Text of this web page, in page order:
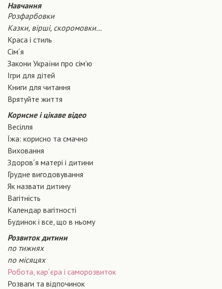
Навчання
Розфарбовки
Казки, вірші, скоромовки...
Краса і стиль
Сiм´я
Закони України про сiм'ю
Ігри для дітей
Книги для читання
Врятуйте життя
Корисне і цікаве відео
Весілля
Їжа: корисно та смачно
Виховання
Здоров´я матері і дитини
Грудне вигодовування
Як назвати дитину
Вагiтнiсть
Календар вагітності
Будинок і все, що в ньому
Розвиток дитини
по тижнях
по місяцях
Робота, кар´єра і саморозвиток
Розваги та відпочинок